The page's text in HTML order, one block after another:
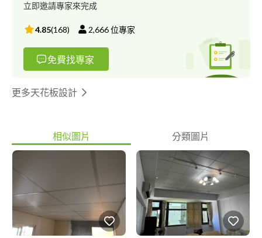
立即邀請專家來完成
4.85(168) 2,666位專家
免費找專家
更多天花板設計
相似圖片 分類圖片